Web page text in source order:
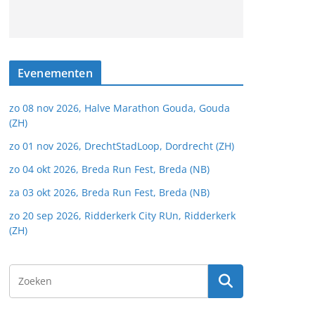
Evenementen
zo 08 nov 2026, Halve Marathon Gouda, Gouda
(ZH)
zo 01 nov 2026, DrechtStadLoop, Dordrecht (ZH)
zo 04 okt 2026, Breda Run Fest, Breda (NB)
za 03 okt 2026, Breda Run Fest, Breda (NB)
zo 20 sep 2026, Ridderkerk City RUn, Ridderkerk
(ZH)